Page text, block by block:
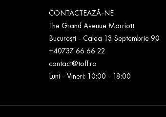
CONTACTEAZĂ-NE
The Grand Avenue Marriott
București - Calea 13 Septembrie 90
+40737 66 66 22
contact@toff.ro
Luni - Vineri: 10:00 - 18:00